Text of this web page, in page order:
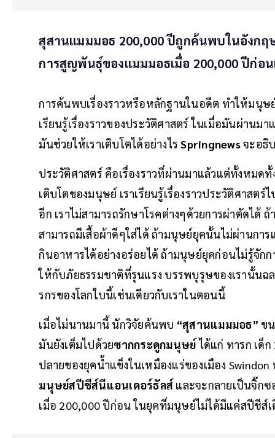
สุสานแมมมอธ 200,000 ปีถูกค้นพบในอังก
การสูญพันธุ์ของแมมมอธเมื่อ 200,000 ปีก่อ
การค้นพบเรื่องราวหรือหลักฐานในอดีต ทำให้มนุษ
เรียนรู้เรื่องราวของประวัติศาสตร์ ในเมื่อมันผ่าน
มันช่วยให้เราเติบโตได้อย่างไร Springnewsจะอธิ
ประวัติศาสตร์ คือเรื่องราวที่ผ่านมาแล้วแต่ทั้งหมด
เติบโตของมนุษย์ เราเรียนรู้เรื่องราวประวัติศาสต
อีก เราไม่สามารถรักษาโรคต่างๆด้วยการผ่าตัดได้
สามารถมีเสื้อผ้าดีๆใส่ได้ ถ้ามนุษย์ยุคนั้นไม่ผ่านกา
กินอาหารได้อย่างอร่อยได้ ถ้ามนุษย์ยุคก่อนไม่รู้จัก
ให้กับภัยธรรมชาติที่รุนแรง บรรพบุรุษของเรานั้น
รกรของโลกใบนี้เช่นเดียวกับเราในตอนนี้
เมื่อไม่นานมานี้ นักวิจัยค้นพบ “สุสานแมมมอธ” ข
มันยังเต็มไปด้วยซากกระดูกมนุษย์ ได้แก่ ทารก เด็
ปลายของยุคน้ำแข็งในเหมืองแร่ของเมือง Swindon
มนุษย์สปีชีส์นีแอนเดอร์ธัลส์ และจะกลายเป็นจิ๊กซ
เมื่อ 200,000 ปีก่อน ในยุคที่มนุษย์ไม่ได้มีแค่สปีชีส์เ